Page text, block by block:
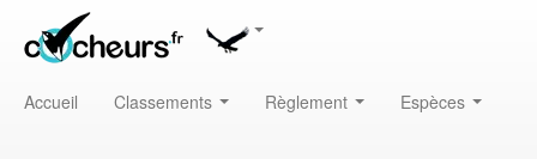
Accueil Classements Règlement Espèces